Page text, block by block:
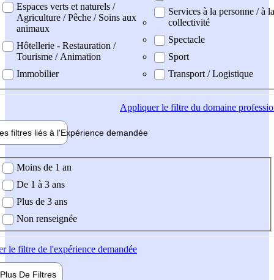
Espaces verts et naturels /
Agriculture / Pêche / Soins aux
animaux
Hôtellerie - Restauration /
Tourisme / Animation
Immobilier
Services à la personne / à la
collectivité
Spectacle
Sport
Transport / Logistique
Appliquerle filtre du domaine
filtres liés à l'Expérience demandée
demandée
Moins de 1 an
De 1 à 3 ans
Plus de 3 ans
Non renseignée
le filtre de l'expérience demandée
Plus De Filtres